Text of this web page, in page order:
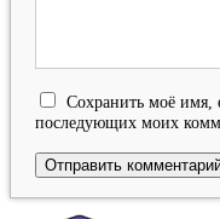
Сохранить моё имя,
последующих моих